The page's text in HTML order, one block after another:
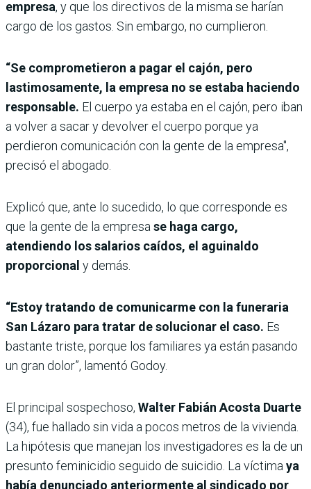
empresa, y que los directivos de la misma se harían
cargo de los gastos. Sin embargo, no cumplieron.
“Se comprometieron a pagar el cajón, pero
lastimosamente, la empresa no se estaba haciendo
responsable. El cuerpo ya estaba en el cajón, pero iban
a volver a sacar y devolver el cuerpo porque ya
perdieron comunicación con la gente de la empresa",
precisó el abogado.
Explicó que, ante lo sucedido, lo que corresponde es
que la gente de la empresa se haga cargo,
atendiendo los salarios caídos, el aguinaldo
proporcional y demás.
“Estoy tratando de comunicarme con la funeraria
San Lázaro para tratar de solucionar el caso. Es
bastante triste, porque los familiares ya están pasando
un gran dolor”, lamentó Godoy.
El principal sospechoso, Walter Fabián Acosta Duarte
(34), fue hallado sin vida a pocos metros de la vivienda.
La hipótesis que manejan los investigadores es la de un
presunto feminicidio seguido de suicidio. La víctima ya
había denunciado anteriormente al sindicado por